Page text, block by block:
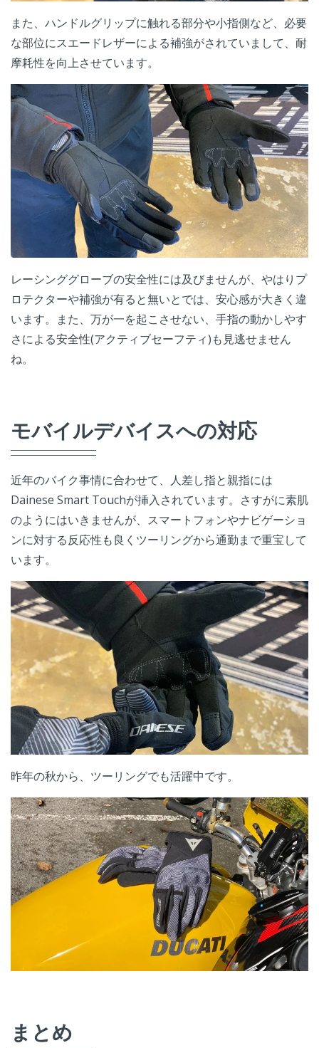
また、ハンドルグリップに触れる部分や小指側など、必要
な部位にスエードレザーによる補強がされていまして、耐
摩耗性を向上させています。
レーシンググローブの安全性には及びませんが、やはりプ
ロテクターや補強が有ると無いとでは、安心感が大きく違
います。また、万が一を起こさせない、手指の動かしやす
さによる安全性(アクティブセーフティ)も見逃せません
ね。
モバイルデバイスへの対応
近年のバイク事情に合わせて、人差し指と親指には
Dainese Smart Touchが挿入されています。さすがに素肌
のようにはいきませんが、スマートフォンやナビゲーショ
ンに対する反応性も良くツーリングから通勤まで重宝して
います。
昨年の秋から、ツーリングでも活躍中です。
まとめ